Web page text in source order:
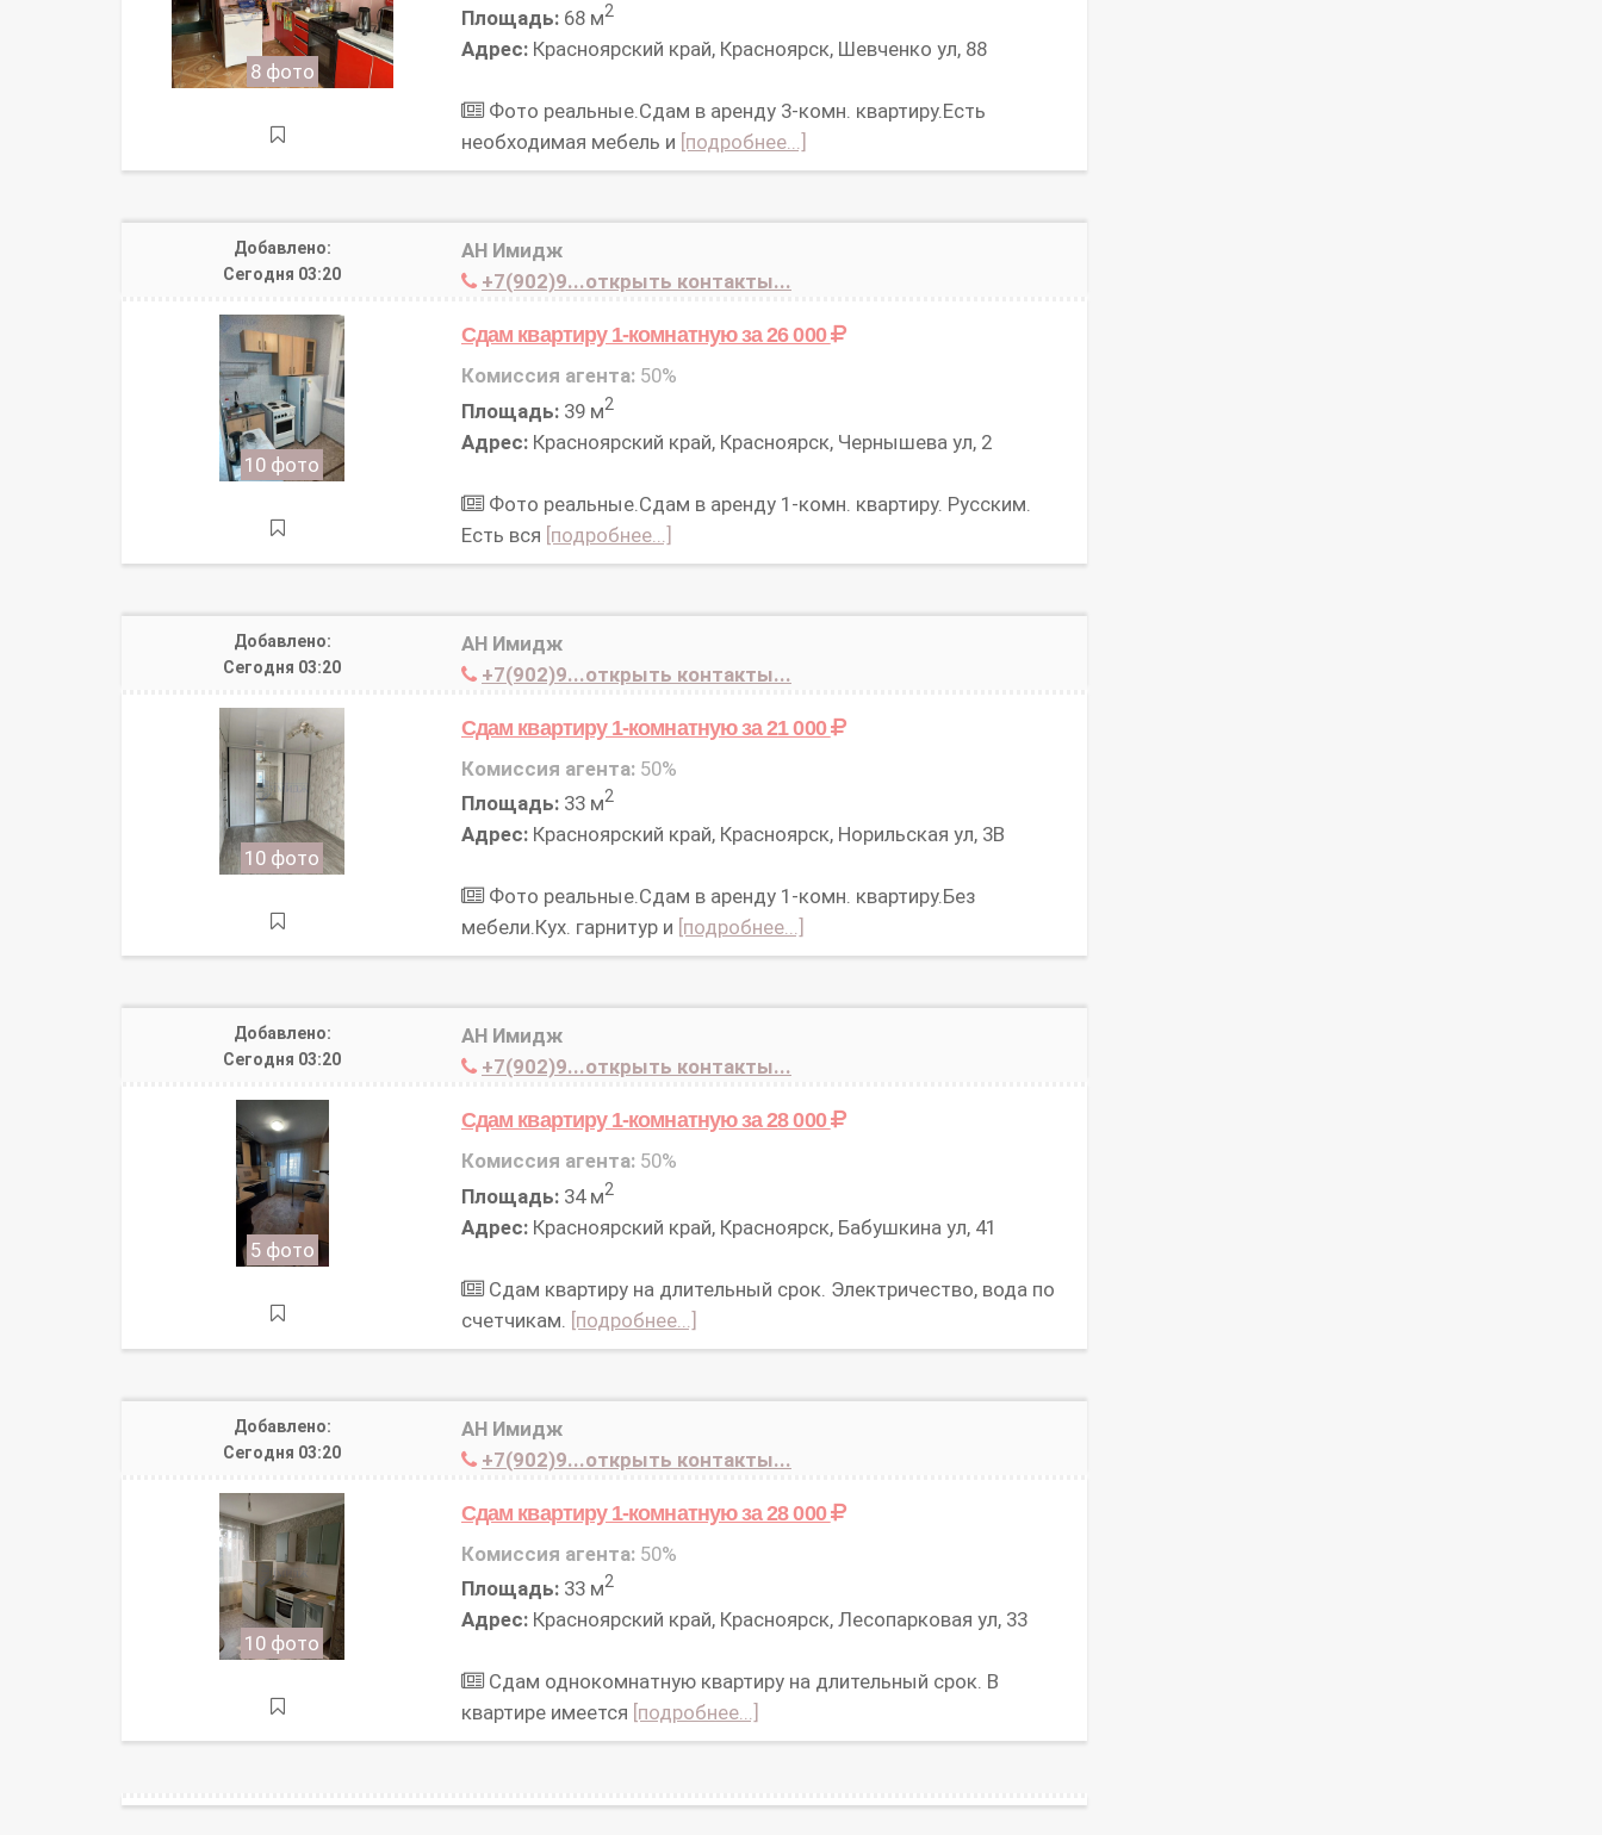
8 фото
Площадь:68 м2
Адрес:Красноярский край, Красноярск, Шевченко ул, 88
Фото реальные.Сдам в аренду 3-комн. квартиру.Есть
необходимая мебель и [подробнее...]
Добавлено:
Сегодня 03:20
АН Имидж
+7(902)9...открыть контакты...
10 фото
Сдам квартиру 1-комнатнуюза 26 000
Комиссия агента:50%
Площадь:39 м2
Адрес:Красноярский край, Красноярск, Чернышева ул, 2
Фото реальные.Сдам в аренду 1-комн. квартиру. Русским.
Есть вся [подробнее...]
Добавлено:
Сегодня 03:20
АН Имидж
+7(902)9...открыть контакты...
10 фото
Сдам квартиру 1-комнатнуюза 21 000
Комиссия агента:50%
Площадь:33 м2
Адрес:Красноярский край, Красноярск, Норильская ул, 3В
Фото реальные.Сдам в аренду 1-комн. квартиру.Без
мебели.Кух. гарнитур и [подробнее...]
Добавлено:
Сегодня 03:20
АН Имидж
+7(902)9...открыть контакты...
5 фото
Сдам квартиру 1-комнатнуюза 28 000
Комиссия агента:50%
Площадь:34 м2
Адрес:Красноярский край, Красноярск, Бабушкина ул, 41
Сдам квартиру на длительный срок. Электричество, вода по
счетчикам. [подробнее...]
Добавлено:
Сегодня 03:20
АН Имидж
+7(902)9...открыть контакты...
10 фото
Сдам квартиру 1-комнатнуюза 28 000
Комиссия агента:50%
Площадь:33 м2
Адрес:Красноярский край, Красноярск, Лесопарковая ул, 33
Сдам однокомнатную квартиру на длительный срок. В
квартире имеется [подробнее...]